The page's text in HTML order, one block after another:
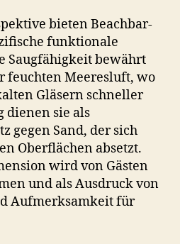
bieten Beachbar-
funktionale
Saugfähigkeit bewährt
feuchten Meeresluft, wo
Gläsern schneller
dienen sie als
gegen Sand, der sich
Oberflächen absetzt.
wird von Gästen
und als Ausdruck von
Aufmerksamkeit für